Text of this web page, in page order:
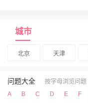
城市
北京 天津
问题大全
按字母浏览问题
A
B C D E F